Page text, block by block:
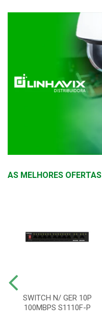
AS MELHORES OFERTAS
SWITCH N/ GER 10P
100MBPS S1110F-P